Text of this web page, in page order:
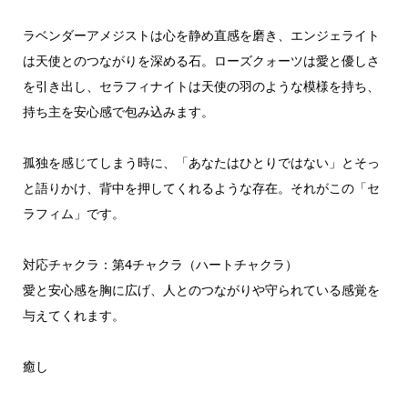
ラベンダーアメジストは心を静め直感を磨き、 エンジェライト
は天使とのつながりを深める石。
ローズクォーツは愛と優しさ
を引き出し、 セラフィナイトは天使の羽のような模様を持ち、
持ち主を安心感で包み込みます。
孤独を感じてしまう時に、「あなたはひとりではない」 とそっ
と語りかけ、背中を押してくれるような存在。それがこの「セ
ラフィム」です。
対応チャクラ：第4チャクラ（ハートチャクラ）
愛と安心感を胸に広げ、
人とのつながりや守られている感覚を
与えてくれます。
癒し